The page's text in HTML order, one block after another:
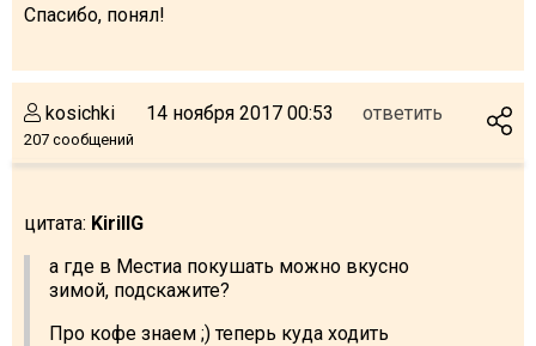
Спасибо, понял!
kosichki
207 сообщений
14 ноября 2017 00:53 ответить
цитата: KirillG
а где в Местиа покушать можно вкусно
зимой, подскажите?
Про кофе знаем ;) теперь куда ходить